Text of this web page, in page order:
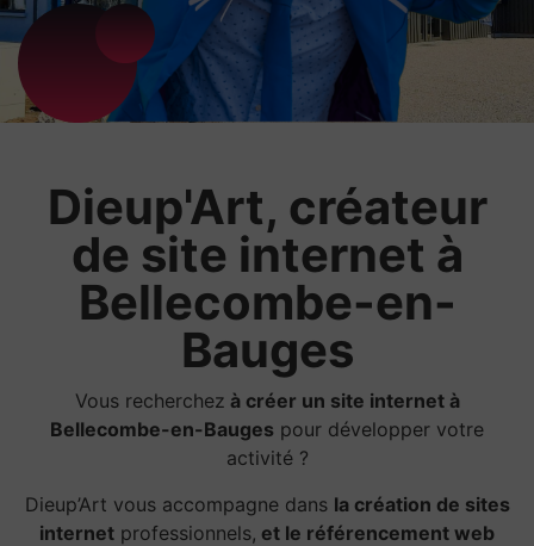
Dieup'Art, créateur
de site internet à
Bellecombe-en-
Bauges
Vous recherchez à créer un site internet à
Bellecombe-en-Bauges pour développer votre
activité ?
Dieup’Art vous accompagne dans la création de sites
internet professionnels, et le référencement web